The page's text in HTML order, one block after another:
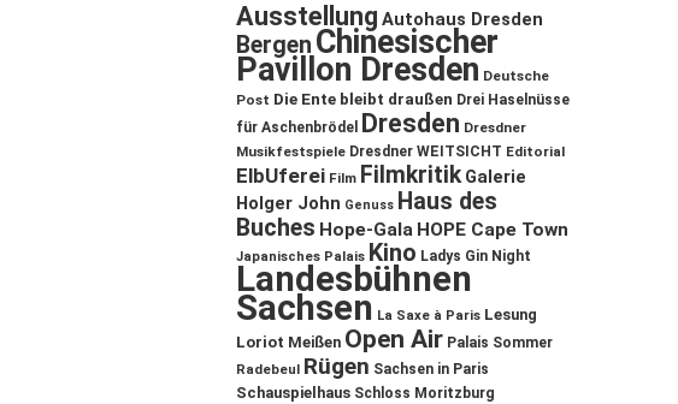
Ausstellung Autohaus Dresden
Bergen Chinesischer
Pavillon Dresden Deutsche
Post Die Ente bleibt draußen Drei Haselnüsse
für Aschenbrödel
Dresden Dresdner
Musikfestspiele Dresdner WEITSICHT Editorial
ElbUferei Film Filmkritik Galerie
Holger John Genuss Haus des
Buches Hope-Gala HOPE Cape Town
Japanisches Palais Kino Ladys Gin Night
Landesbühnen
Sachsen La Saxe à Paris Lesung
Loriot Meißen Open Air Palais Sommer
Radebeul Rügen Sachsen in Paris
Schauspielhaus Schloss Moritzburg